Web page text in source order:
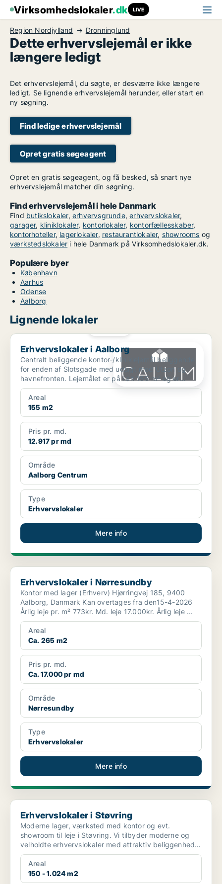
Virksomhedslokaler.dk LIVE
Region Nordjylland Dronninglund
Dette erhvervslejemål er ikke
længere ledigt
Det erhvervslejemål, du søgte, er desværre ikke længere
ledigt. Se lignende erhvervslejemål herunder, eller start en
ny søgning.
Find ledige erhvervslejemål
Opret gratis søgeagent
Opret en gratis søgeagent, og få besked, så snart nye
erhvervslejemål matcher din søgning.
Find erhvervslejemål i hele Danmark
Find butikslokaler,erhvervsgrunde,erhvervslokaler,
garager, kliniklokaler, kontorlokaler, kontorfællesskaber,
kontorhoteller, lagerlokaler, restaurantlokaler, showrooms og
værkstedslokaler i hele Danmark på Virksomhedslokaler.dk.
Populære byer
København
Aarhus
Odense
Aalborg
Lignende lokaler
Erhvervslokaler i Aalborg
Erhvervslokaler i Aalborg
Centralt beliggende kontor-/kliniklejemål beliggende
for enden af Slotsgade med udsigt mod Utzon og
havnefronten. Lejemålet er på i alt 155 m² og er
belig...
Areal
155 m2
Pris pr. md.
12.917 pr md
Område
Aalborg Centrum
Type
Erhvervslokaler
Mere info
Erhvervslokaler i Nørresundby
Erhvervslokaler i Nørresundby
Kontor med lager (Erhverv) Hjørringvej 185, 9400
Aalborg, Danmark Kan overtages fra den15-4-2026
Årlig leje pr. m² 773kr. Md. leje 17.000kr. Årlig leje ...
Areal
Ca. 265 m2
Pris pr. md.
Ca. 17.000 pr md
Område
Nørresundby
Type
Erhvervslokaler
Mere info
Erhvervslokaler i Støvring
Erhvervslokaler i Støvring
Moderne lager, værksted med kontor og evt.
showroom til leje i Støvring. Vi tilbyder moderne og
velholdte erhvervslokaler med attraktiv beliggenhed
tæt på E4...
Areal
150 - 1.024 m2